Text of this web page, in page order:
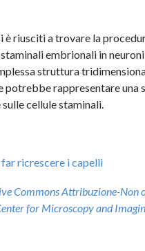
è riusciti a trovare la
embrionali in
struttura
rappresentare una
cellule staminali.
ricrescere i capelli
Commons Attribuzione-Non
for Microscopy and